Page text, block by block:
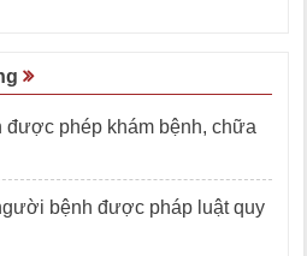
phép khám bệnh, chữa
bệnh được pháp luật quy